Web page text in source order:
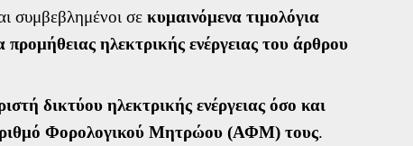
συμβεβλημένοι σε κυμαινόμενα τιμολόγια
προμήθειας ηλεκτρικής ενέργειας του άρθρου
δικτύου ηλεκτρικής ενέργειας όσο και
Φορολογικού Μητρώου (ΑΦΜ) τους.